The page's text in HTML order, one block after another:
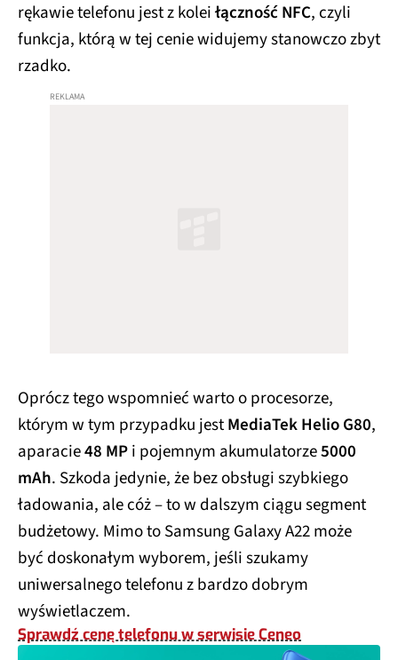
rękawie telefonu jest z koleiłączność NFC, czyli
funkcja, którą w tej cenie widujemy stanowczo zbyt
rzadko.
Oprócz tego wspomnieć warto o procesorze,
którym w tym przypadku jestMediaTek Helio G80,
aparacie48 MPi pojemnym akumulatorze5000
mAh. Szkoda jedynie, że bez obsługi szybkiego
ładowania, ale cóż – to w dalszym ciągu segment
budżetowy. Mimo to Samsung Galaxy A22 może
być doskonałym wyborem, jeśli szukamy
uniwersalnego telefonu z bardzo dobrym
wyświetlaczem.
Sprawdź cenę telefonu w serwisie Ceneo